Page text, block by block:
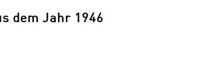
dem Jahr 1946